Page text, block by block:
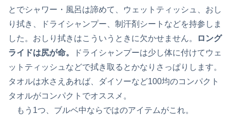
とでシャワー・風呂は諦めて、ウェットティッシュ、おし
り拭き、ドライシャンプー、制汗剤シートなどを持参しま
した。おしり拭きはこういうときに欠かせません。
ロング
ライドは尻が命。
ドライシャンプーは少し体に付けてウェ
ットティッシュなどで拭き取るとかなりさっぱりします。
タオルは水さえあれば、ダイソーなど100均のコンパクト
タオルがコンパクトでオススメ。
もう1つ、ブルベ中ならではのアイテムがこれ。